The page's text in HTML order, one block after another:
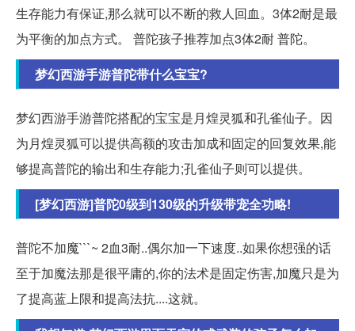
生存能力有保证,那么就可以不断的救人回血。3体2耐是最
为平衡的加点方式。 普陀孩子推荐加点3体2耐 普陀。
梦幻西游手游普陀带什么宝宝?
梦幻西游手游普陀搭配的宝宝是月煌灵狐和孔雀仙子。因
为月煌灵狐可以提供高额的攻击加成和固定的回复效果,能
够提高普陀的输出和生存能力;孔雀仙子则可以提供。
[梦幻西游]普陀0级到130级的升级带宠全功略!
普陀不加魔```~ 2血3耐..偶尔加一下速度..如果你想强的话
至于加魔法那是很平庸的,你的法术是固定伤害,加魔只是为
了提高蓝上限和提高法抗....这就。